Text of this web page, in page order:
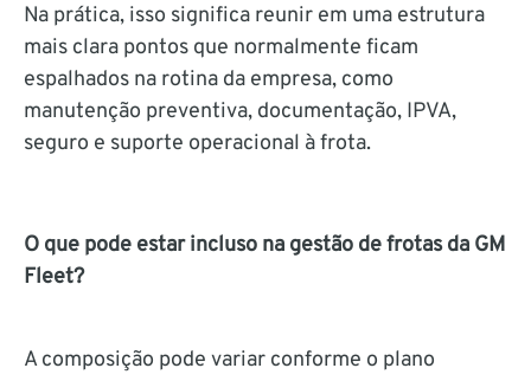
Na prática, isso significa reunir em uma estrutura
mais clara pontos que normalmente ficam
espalhados na rotina da empresa, como
manutenção preventiva, documentação, IPVA,
seguro e suporte operacional à frota.
O que pode estar incluso na gestão de frotas da GM
Fleet?
A composição pode variar conforme o plano